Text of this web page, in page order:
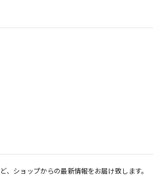
、ショップからの最新情報をお届け致します。